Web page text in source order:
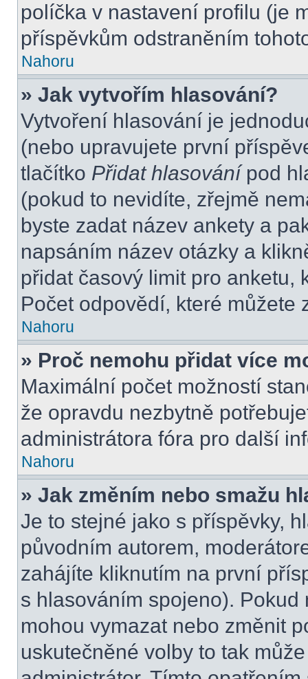
políčka v nastavení profilu (je
příspěvkům odstraněním
Nahoru
» Jak vytvořím hlasování?
Vytvoření hlasování je
(nebo upravujete první
tlačítko Přidat hlasovánípod
(pokud to nevidíte, zřejmě
byste zadat název ankety a
napsáním název otázky a
přidat časový limit pro anketu,
Počet odpovědí, které můžete
Nahoru
» Proč nemohu přidat více
Maximální počet možností
že opravdu nezbytně
administrátora fóra pro další
Nahoru
» Jak změním nebo smažu
Je to stejné jako s příspěvky,
původním autorem,
zahájíte kliknutím na první
s hlasováním spojeno).
mohou vymazat nebo změnit
uskutečněné volby to tak